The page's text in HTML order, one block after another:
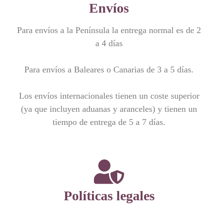
Envíos
Para envíos a la Península la entrega normal es de 2
a 4 días
Para envíos a Baleares o Canarias de 3 a 5 días.
Los envíos internacionales tienen un coste superior
(ya que incluyen aduanas y aranceles) y tienen un
tiempo de entrega de 5 a 7 días.
Políticas legales